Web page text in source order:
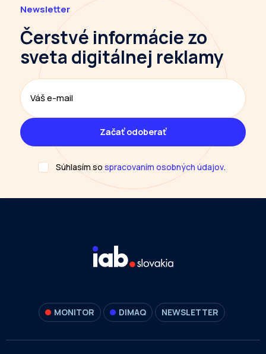
Newsletter
Čerstvé informáciezo
sveta digitálnej reklamy
Súhlasím sospracovaním osobných údajov.
MONITOR DIMAQ NEWSLETTER